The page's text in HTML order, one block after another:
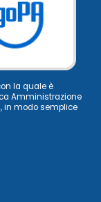
la quale è
Amministrazione
in modo semplice